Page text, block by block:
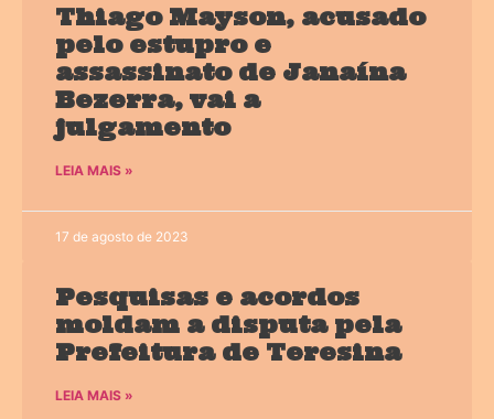
Thiago Mayson, acusado
pelo estupro e
assassinato de Janaína
Bezerra, vai a
julgamento
LEIA MAIS »
17 de agosto de 2023
Pesquisas e acordos
moldam a disputa pela
Prefeitura de Teresina
LEIA MAIS »